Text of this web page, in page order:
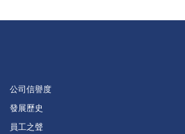
公司信譽度
發展歷史
員工之聲